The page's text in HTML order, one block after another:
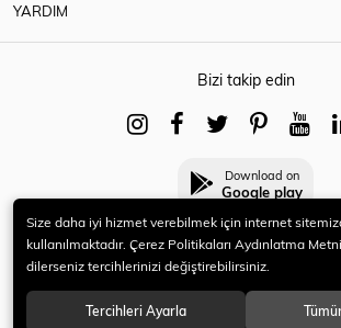
YARDIM
Bizi takip edin
Download on
Google play
© 2021 HERYENİ. Tüm hakları
Size daha iyi hizmet verebilmek için internet
kullanılmaktadır. Çerez Politikaları Aydınlatma
dilerseniz tercihlerinizi değiştirebilirsiniz.
Tercihleri Ayarla